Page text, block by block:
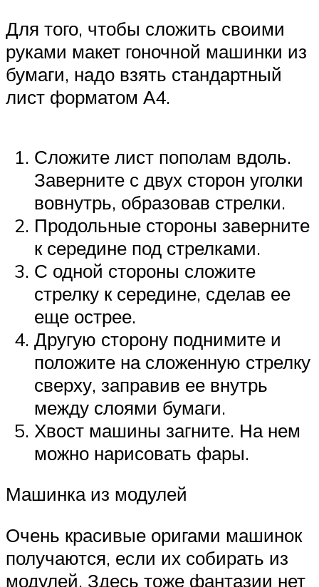
Для того, чтобы сложить своими
руками макет гоночной машинки из
бумаги, надо взять стандартный
лист форматом А4.
Сложите лист пополам вдоль.
Заверните с двух сторон уголки
вовнутрь, образовав стрелки.
Продольные стороны заверните
к середине под стрелками.
С одной стороны сложите
стрелку к середине, сделав ее
еще острее.
Другую сторону поднимите и
положите на сложенную стрелку
сверху, заправив ее внутрь
между слоями бумаги.
Хвост машины загните. На нем
можно нарисовать фары.
Машинка из модулей
Очень красивые оригами машинок
получаются, если их собирать из
модулей. Здесь тоже фантазии нет